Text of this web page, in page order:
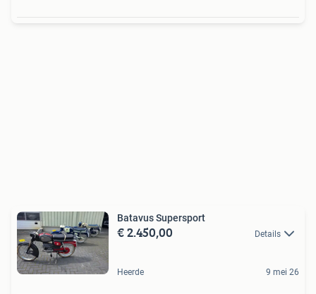
Batavus Supersport
€ 2.450,00 Details
Heerde 9 mei 26